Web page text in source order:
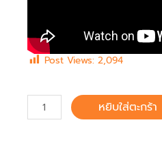
Post Views: 2,094
หยิบใส่ตะกร้า